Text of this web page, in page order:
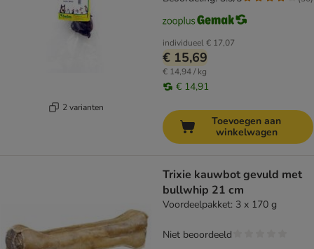
2 varianten
individueel€ 17,07
€ 15,69
€ 14,94 / kg
€ 14,91
Toevoegen aan
winkelwagen
Trixie kauwbot gevuld met
bullwhip 21 cm
Voordeelpakket: 3 x 170 g
Niet beoordeeld